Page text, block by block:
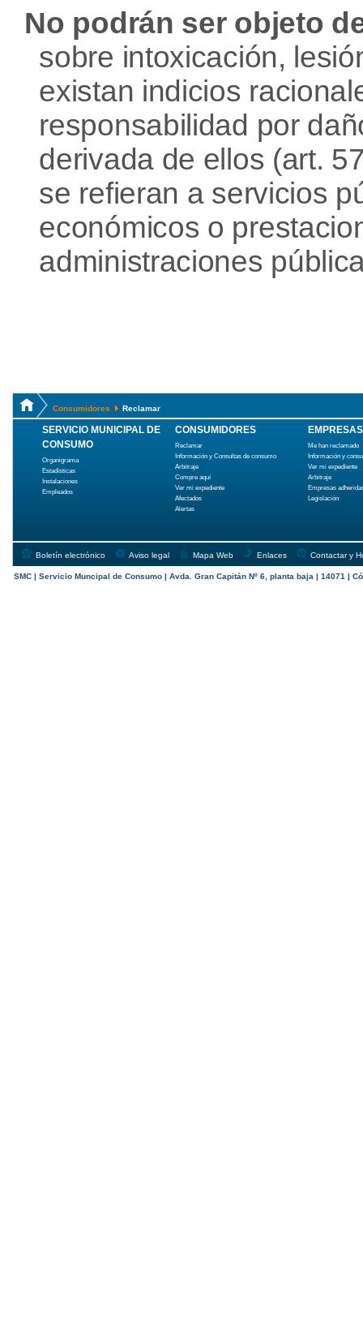
No podrán ser objeto
sobre intoxicación,
existan indicios
responsabilidad por
derivada de ellos (art.
se refieran a servicios
económicos o
administraciones
Consumidores Reclamar
SERVICIO MUNICIPAL DE
CONSUMO
Organigrama
Estadísticas
Instalaciones
Empleados
CONSUMIDORES
Reclamar
Información y Consultas de consumo
Arbitraje
Compre aquí
Ver mi expediente
Afectados
Alertas
EMPRESAS
Me han reclamado
Información y
Ver mi expediente
Arbitraje
Empresas
Legislación
Boletín electrónico Aviso legal Mapa Web Enlaces Contactar y
SMC | Servicio Muncipal de Consumo | Avda. Gran Capitán Nº 6, planta baja | 14071 |